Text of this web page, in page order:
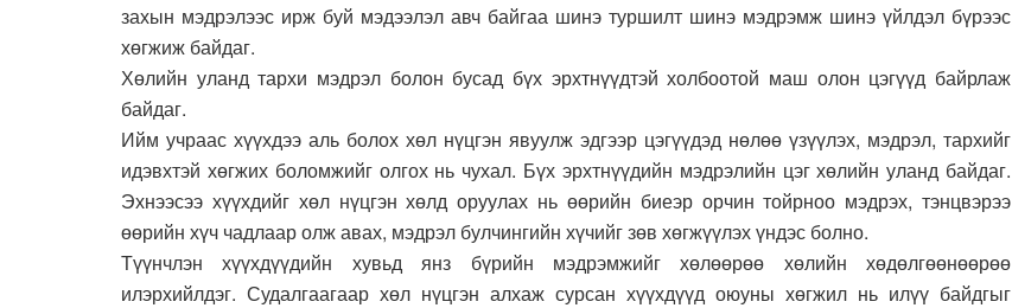
захын мэдрэлээс ирж буй мэдээлэл авч байгаа шинэ туршилт шинэ мэдрэмж шинэ үйлдэл бүрээс
хөгжиж байдаг.
Хөлийн уланд тархи мэдрэл болон бусад бүх эрхтнүүдтэй холбоотой маш олон цэгүүд байрлаж
байдаг.
Ийм учраас хүүхдээ аль болох хөл нүцгэн явуулж эдгээр цэгүүдэд нөлөө үзүүлэх, мэдрэл, тархийг
идэвхтэй хөгжих боломжийг олгох нь чухал. Бүх эрхтнүүдийн мэдрэлийн цэг хөлийн уланд байдаг.
Эхнээсээ хүүхдийг хөл нүцгэн хөлд оруулах нь өөрийн биеэр орчин тойрноо мэдрэх, тэнцвэрээ
өөрийн хүч чадлаар олж авах, мэдрэл булчингийн хүчийг зөв хөгжүүлэх үндэс болно.
Түүнчлэн хүүхдүүдийн хувьд янз бүрийн мэдрэмжийг хөлөөрөө хөлийн хөдөлгөөнөөрөө
илэрхийлдэг. Судалгаагаар хөл нүцгэн алхаж сурсан хүүхдүүд оюуны хөгжил нь илүү байдгыг